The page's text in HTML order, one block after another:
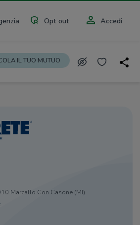
Opt out Accedi
IL TUO MUTUO
Marcallo Con Casone (MI)